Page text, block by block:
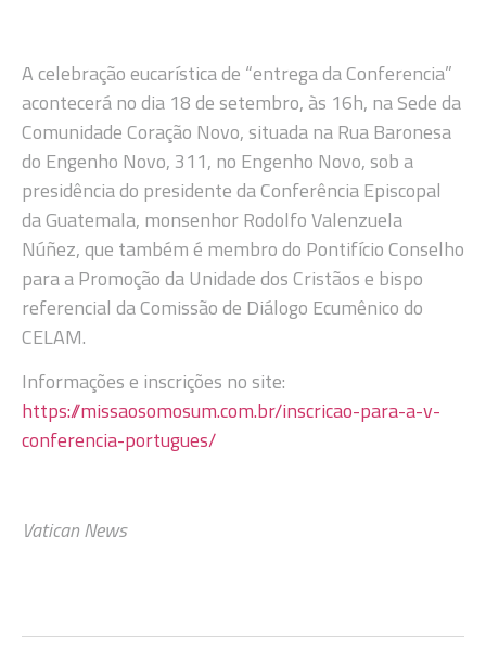
A celebração eucarística de “entrega da Conferencia”
acontecerá no dia 18 de setembro, às 16h, na Sede da
Comunidade Coração Novo, situada na Rua Baronesa
do Engenho Novo, 311, no Engenho Novo, sob a
presidência do presidente da Conferência Episcopal
da Guatemala, monsenhor Rodolfo Valenzuela
Núñez, que também é membro do Pontifício Conselho
para a Promoção da Unidade dos Cristãos e bispo
referencial da Comissão de Diálogo Ecumênico do
CELAM.
Informações e inscrições no site:
https://missaosomosum.com.br/inscricao-para-a-v-
conferencia-portugues/
Vatican News